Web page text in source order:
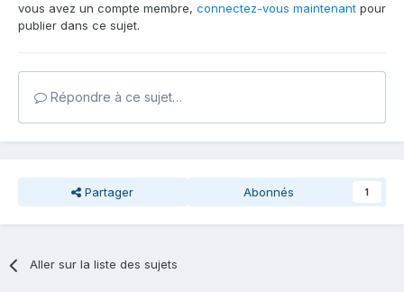
vous avez un compte membre, connectez-vous maintenant pour
publier dans ce sujet.
Répondre à ce sujet…
Partager Abonnés 1
Aller sur la liste des sujets